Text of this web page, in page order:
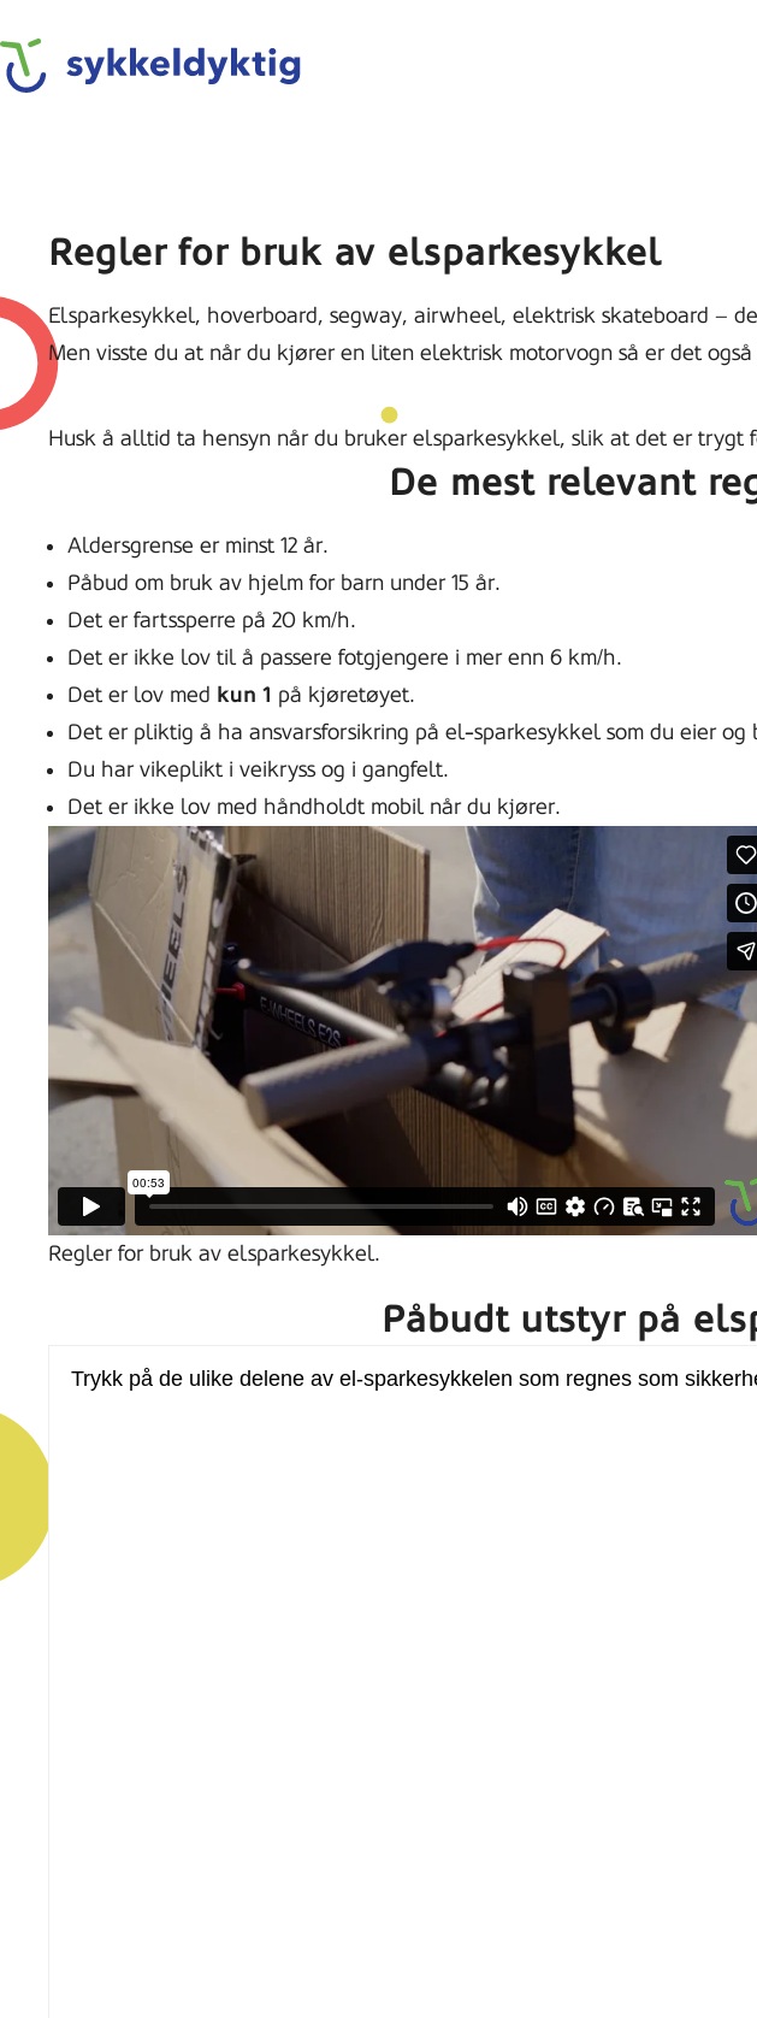
to
main
Sykkeldyktig
Regler for bruk av elsparkesykkel
Elsparkesykkel, hoverboard, segway, airwheel, elektrisk skateboard –
Men visste du at når du kjører en liten elektrisk motorvogn så er det
Husk å alltid ta hensyn når du bruker elsparkesykkel, slik at det er
De mest relevant
Aldersgrense er minst 12 år.
Påbud om bruk av hjelm for barn under 15 år.
Det er fartssperre på 20 km/h.
Det er ikke lov til å passere fotgjengere i mer enn 6 km/h.
Det er lov med kun 1 på kjøretøyet.
Det er pliktig å ha ansvarsforsikring på el-sparkesykkel som du eier og
Du har vikeplikt i veikryss og i gangfelt.
Det er ikke lov med håndholdt mobil når du kjører.
Regler for bruk av elsparkesykkel.
Påbudt utstyr på